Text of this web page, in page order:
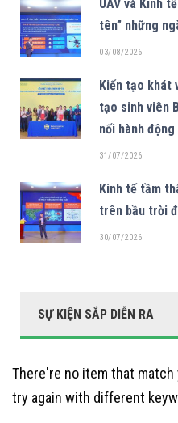
UAV và Kinh
tên” những
03/08/2026
Kiến tạo khát
tạo sinh viên
nối hành động
31/07/2026
Kinh tế tầm
trên bầu trời
30/07/2026
SỰ KIỆN SẮP DIỄN RA
There're no item that
try again with different